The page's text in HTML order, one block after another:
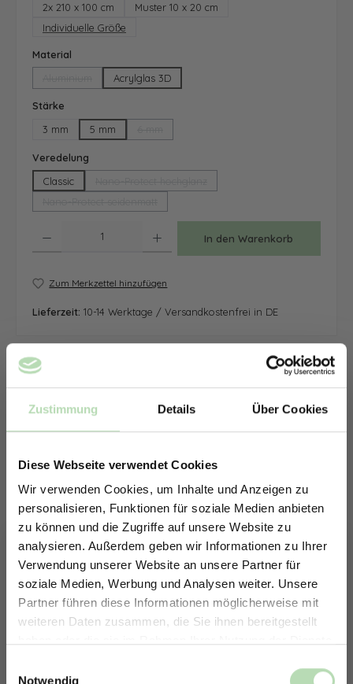
Zustimmung Details Über Cookies
Diese Webseite verwendet Cookies
Wir verwenden Cookies, um Inhalte und Anzeigen zu
personalisieren, Funktionen für soziale Medien anbieten
zu können und die Zugriffe auf unsere Website zu
analysieren. Außerdem geben wir Informationen zu Ihrer
Verwendung unserer Website an unsere Partner für
soziale Medien, Werbung und Analysen weiter. Unsere
Partner führen diese Informationen möglicherweise mit
weiteren Daten zusammen, die Sie ihnen bereitgestellt
Notwendig
2x 210 x 100 cm
Muster 10 x 20 cm
Individuelle Größe
Material
(Diese Option ist zurzeit nicht verfügbar.)
Acrylglas 3D
Stärke
3 mm
5 mm
Veredelung
Classic
In den Warenkorb
Zum Merkzettel hinzufügen
Lieferzeit: 10-14 Werktage / Versandkostenfrei in DE
Erstelle in nur 4 Schritten deine
ERHALTE 5% RABATT AUF
DEINE RÜCKWÄNDE